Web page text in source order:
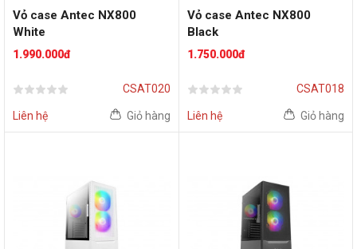
Vỏ case Antec NX800
White
1.990.000đ
CSAT020
Liên hệ Giỏ hàng
Vỏ case Antec NX800
Black
1.750.000đ
CSAT018
Liên hệ Giỏ hàng